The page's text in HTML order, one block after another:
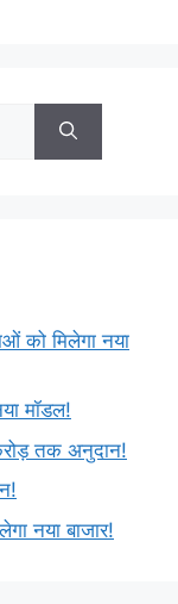
को मिलेगा नया
मॉडल!
तक अनुदान!
नया बाजार!